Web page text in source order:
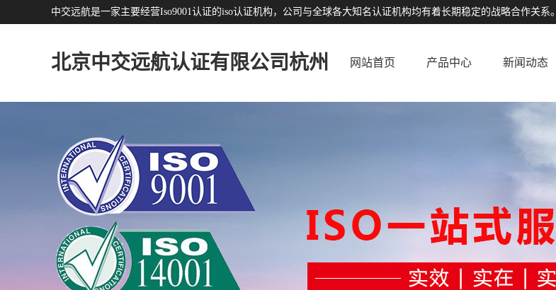
中交远航是一家主要经营Iso9001认证的iso认证机构，公司与全球各大知名认证机构均有着长期稳定的战略合作关系。
北京中交远航认证有限公司杭州
分公司
网站首页 产品中心 新闻动态